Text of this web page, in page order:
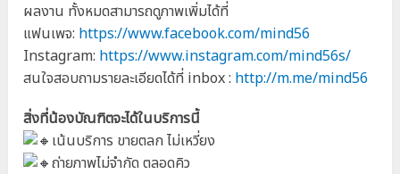
ผลงาน ทั้งหมดสามารถดูภาพเพิ่มได้ที่
แฟนเพจ: https://www.facebook.com/mind56
Instagram: https://www.instagram.com/mind56s/
สนใจสอบถามรายละเอียดได้ที่ inbox : http://m.me/mind56
สิ่งที่น้องบัณฑิตจะได้ในบริการนี้
เน้นบริการ ขายตลก ไม่เหวี่ยง
ถ่ายภาพไม่จำกัด ตลอดคิว